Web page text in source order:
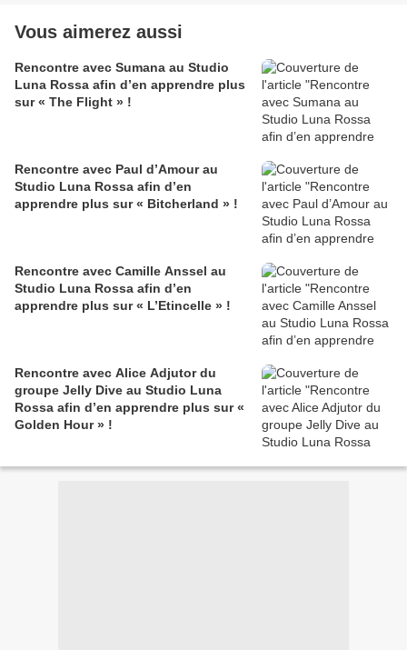
Vous aimerez aussi
Rencontre avec Sumana au Studio
Luna Rossa afin d’en apprendre plus
sur « The Flight » !
Rencontre avec Paul d’Amour au
Studio Luna Rossa afin d’en
apprendre plus sur « Bitcherland » !
Rencontre avec Camille Anssel au
Studio Luna Rossa afin d’en
apprendre plus sur « L’Etincelle » !
Rencontre avec Alice Adjutor du
groupe Jelly Dive au Studio Luna
Rossa afin d’en apprendre plus sur «
Golden Hour » !